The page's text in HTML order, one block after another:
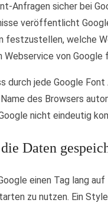
Anfragen sicher bei
veröffentlicht
festzustellen, welche
von Google
durch jede Google
des Browsers
nicht eindeutig
Daten
einen Tag lang
zu nutzen. Ein